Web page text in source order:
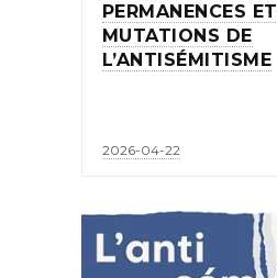
PERMANENCES ET
MUTATIONS DE
L’ANTISÉMITISME
2026-04-22